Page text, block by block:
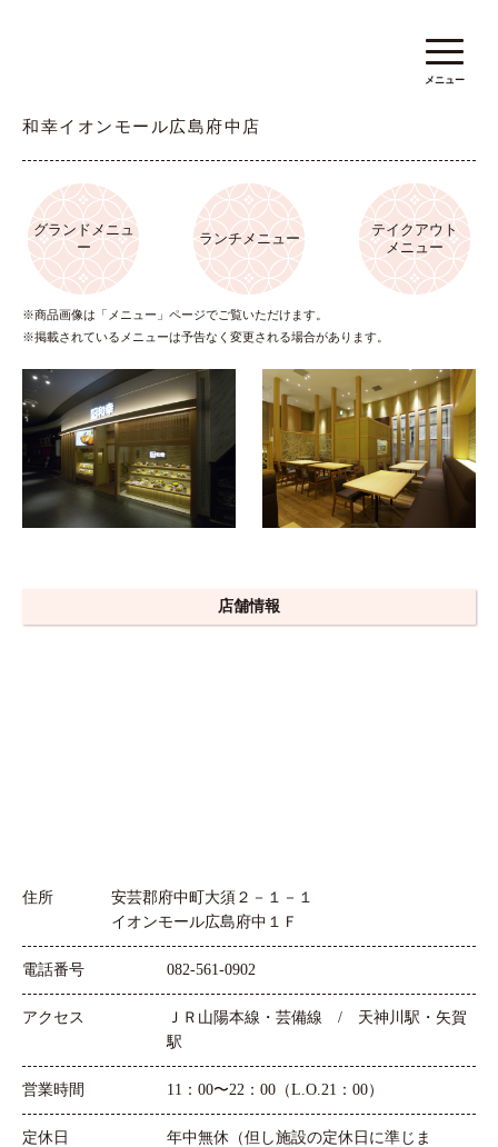
メニュー
和幸イオンモール広島府中店
グランドメニュ
ー
ランチメニュー
テイクアウト
メニュー
※商品画像は「メニュー」ページでご覧いただけます。
※掲載されているメニューは予告なく変更される場合があります。
店舗情報
住所
安芸郡府中町大須２－１－１
イオンモール広島府中１Ｆ
電話番号 082-561-0902
アクセス
ＪＲ山陽本線・芸備線 / 天神川駅・矢賀
駅
営業時間 11：00〜22：00（L.O.21：00）
定休日
年中無休（但し施設の定休日に準じま